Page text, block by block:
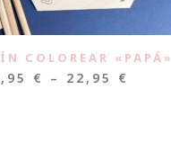
COLOREAR «PAPÁ»
€ – 22,95 €